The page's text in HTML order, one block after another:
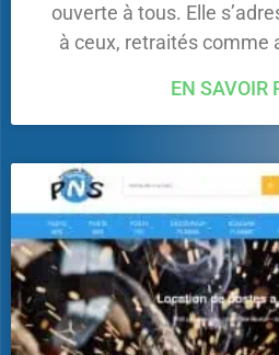
ouverte à tous. Elle
à ceux, retraités comme
EN SAVOIR